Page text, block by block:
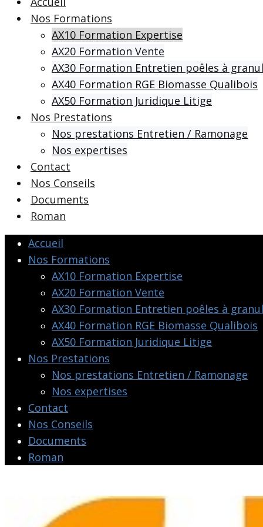
Nos Formations
AX10 Formation Expertise
AX20 Formation Vente
AX30 Formation Entretien poêles à
AX40 Formation RGE Biomasse Qualibois
AX50 Formation Juridique Litige
Nos Prestations
Nos prestations Entretien / Ramonage
Nos expertises
Contact
Nos Conseils
Documents
Roman
Accueil
Nos Formations
AX10 Formation Expertise
AX20 Formation Vente
AX30 Formation Entretien poêles à
AX40 Formation RGE Biomasse Qualibois
AX50 Formation Juridique Litige
Nos Prestations
Nos prestations Entretien / Ramonage
Nos expertises
Contact
Nos Conseils
Documents
Roman